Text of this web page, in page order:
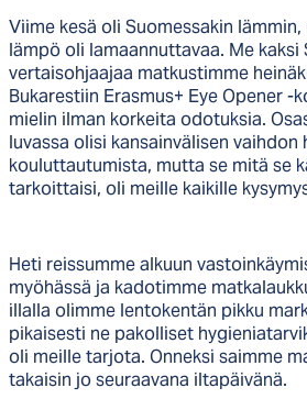
Viime kesä oli Suomessakin
lämpö oli lamaannuttavaa. Me kaksi
vertaisohjaajaa matkustimme
Bukarestiin Erasmus+ Eye Opener -
mielin ilman korkeita odotuksia.
luvassa olisi kansainvälisen vaihdon
kouluttautumista, mutta se mitä se
tarkoittaisi, oli meille kaikille
Heti reissumme alkuun
myöhässä ja kadotimme
illalla olimme lentokentän pikku
pikaisesti ne pakolliset
oli meille tarjota. Onneksi saimme
takaisin jo seuraavana iltapäivänä.